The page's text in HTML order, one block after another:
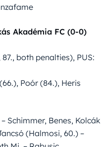
Akadémia FC (0-0)
both penalties), PUS:
Poór (84.), Heris
Schimmer, Benes, Kolcák
(Halmosi, 60.) –